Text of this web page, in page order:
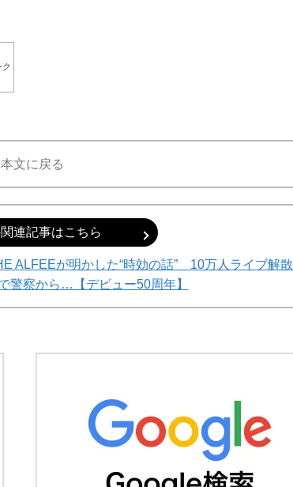
文に戻る
連記事はこちら
ALFEEが明かした“時効の話” 10万人ライブ解散
警察から…【デビュー50周年】